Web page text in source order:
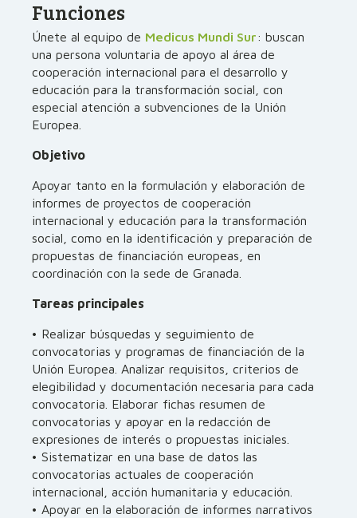
Funciones
Únete al equipo de Medicus Mundi Sur: buscan
una persona voluntaria de apoyo al área de
cooperación internacional para el desarrollo y
educación para la transformación social, con
especial atención a subvenciones de la Unión
Europea.
Objetivo
Apoyar tanto en la formulación y elaboración de
informes de proyectos de cooperación
internacional y educación para la transformación
social, como en la identificación y preparación de
propuestas de financiación europeas, en
coordinación con la sede de Granada.
Tareas principales
• Realizar búsquedas y seguimiento de
convocatorias y programas de financiación de la
Unión Europea. Analizar requisitos, criterios de
elegibilidad y documentación necesaria para cada
convocatoria. Elaborar fichas resumen de
convocatorias y apoyar en la redacción de
expresiones de interés o propuestas iniciales.
• Sistematizar en una base de datos las
convocatorias actuales de cooperación
internacional, acción humanitaria y educación.
• Apoyar en la elaboración de informes narrativos